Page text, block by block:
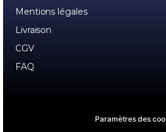
Mentions légales
Livraison
CGV
FAQ
Paramètres des